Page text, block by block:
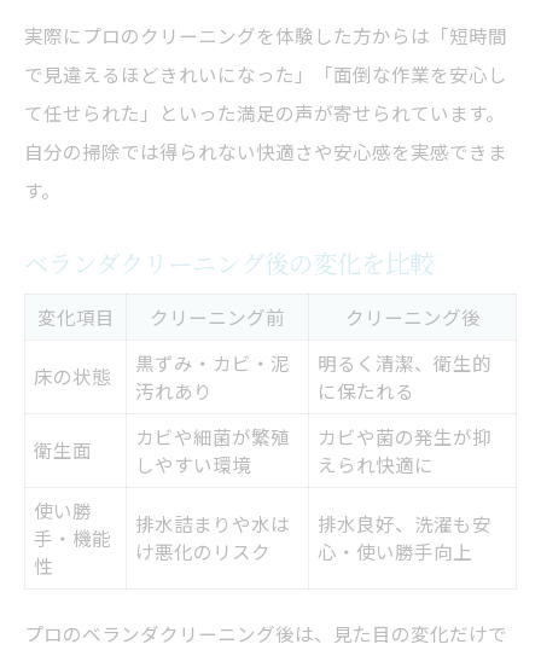
実際にプロのクリーニングを体験した方からは「短時間
で見違えるほどきれいになった」「面倒な作業を安心し
て任せられた」といった満足の声が寄せられています。
自分の掃除では得られない快適さや安心感を実感できま
す。
ベランダクリーニング後の変化を比較
変化項目 クリーニング前 クリーニング後
床の状態
黒ずみ・カビ・泥
汚れあり
明るく清潔、衛生的
に保たれる
衛生面
カビや細菌が繁殖
しやすい環境
カビや菌の発生が抑
えられ快適に
使い勝
手・機能
性
排水詰まりや水は
け悪化のリスク
排水良好、洗濯も安
心・使い勝手向上
プロのベランダクリーニング後は、見た目の変化だけで